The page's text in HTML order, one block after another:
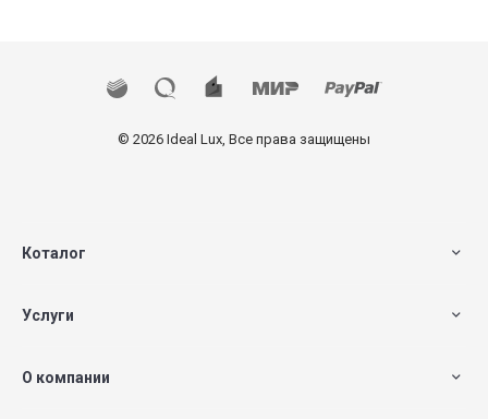
© 2026 Ideal Lux, Все права защищены
Коталог
Услуги
О компании